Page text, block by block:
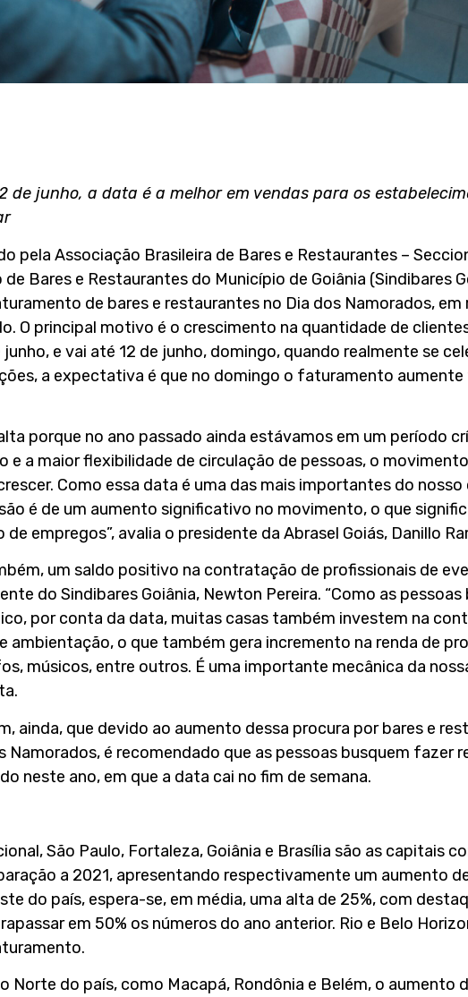
de junho, a data é a melhor em vendas para os
pela Associação Brasileira de Bares e Restaurantes –
Bares e Restaurantes do Município de Goiânia (Sindibares
de bares e restaurantes no Dia dos Namorados, em
O principal motivo é o crescimento na quantidade de
e vai até 12 de junho, domingo, quando realmente se
a expectativa é que no domingo o faturamento aumente
porque no ano passado ainda estávamos em um período
e a maior flexibilidade de circulação de pessoas, o
Como essa data é uma das mais importantes do nosso
é de um aumento significativo no movimento, o que
empregos”, avalia o presidente da Abrasel Goiás, Danillo
um saldo positivo na contratação de profissionais de
do Sindibares Goiânia, Newton Pereira. “Como as
por conta da data, muitas casas também investem na
ambientação, o que também gera incremento na renda de
músicos, entre outros. É uma importante mecânica da
ainda, que devido ao aumento dessa procura por bares e
Namorados, é recomendado que as pessoas busquem fazer
neste ano, em que a data cai no fim de semana.
São Paulo, Fortaleza, Goiânia e Brasília são as capitais
a 2021, apresentando respectivamente um aumento
do país, espera-se, em média, uma alta de 25%, com
em 50% os números do ano anterior. Rio e Belo
Norte do país, como Macapá, Rondônia e Belém, o aumento